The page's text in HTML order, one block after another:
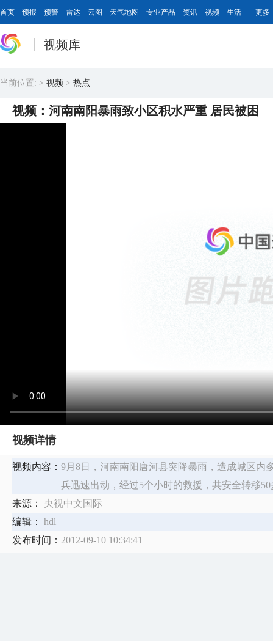
首页 预报 预警 雷达 云图 天气地图 专业产品 资讯 视频 生活 更多
视频库
当前位置: > 视频 > 热点
视频：河南南阳暴雨致小区积水严重 居民被困
视频详情
视频内容： 9月8日，河南南阳唐河县突降暴雨，造成城区内
兵迅速出动，经过5个小时的救援，共安全转移50
来源：
央视中文国际
编辑：
hdl
发布时间： 2012-09-10 10:34:41